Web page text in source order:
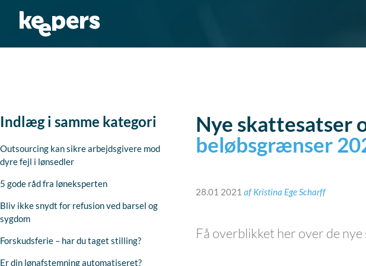
Indlæg i samme kategori
Outsourcing kan sikre arbejdsgivere mod
dyre fejl i lønsedler
5 gode råd fra løneksperten
Bliv ikke snydt for refusion ved barsel og
sygdom
Forskudsferie – har du taget stilling?
Er din lønafstemning automatiseret?
Nye skattesatser
beløbsgrænser
28.01 2021 afKristina Ege Scharff
Få overblikket her over de